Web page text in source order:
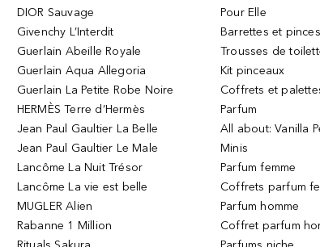
DIOR Sauvage
Givenchy L’Interdit
Guerlain Abeille Royale
Guerlain Aqua Allegoria
Guerlain La Petite Robe Noire
HERMÈS Terre d’Hermès
Jean Paul Gaultier La Belle
Jean Paul Gaultier Le Male
Lancôme La Nuit Trésor
Lancôme La vie est belle
MUGLER Alien
Rabanne 1 Million
Pour Elle
Barrettes et
Trousses de
Kit pinceaux
Coffrets et
Parfum
All about: Vanilla
Minis
Parfum femme
Coffrets parfum
Parfum homme
Coffret parfum